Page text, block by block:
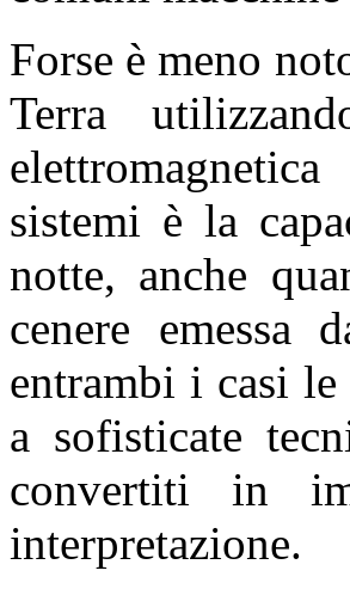
Forse è meno
Terra
sistemi è la
notte, anche
cenere
entrambi i casi le
a sofisticate
convertiti in
interpretazione.